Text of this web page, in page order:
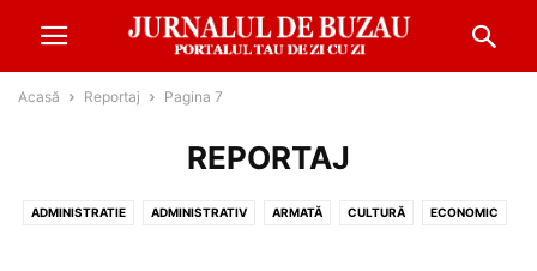
Acasă Reportaj Pagina 7
REPORTAJ
ADMINISTRATIE ADMINISTRATIV ARMATĂ CULTURĂ ECONOMIC